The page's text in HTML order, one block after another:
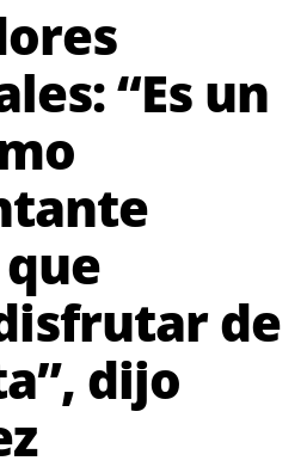
“Es un
de
dijo